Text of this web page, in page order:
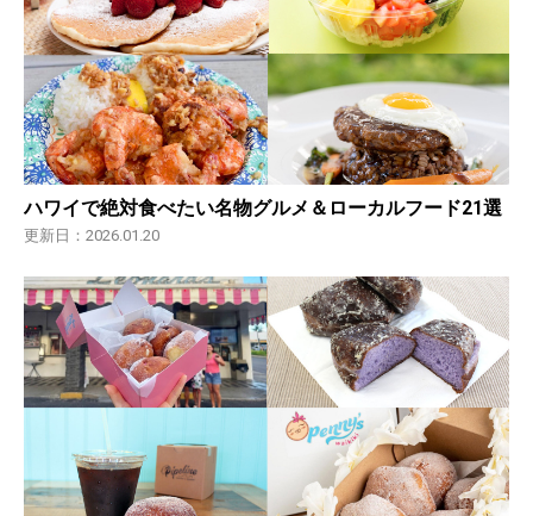
ハワイで絶対食べたい名物グルメ＆ローカルフード21選
更新日：2026.01.20